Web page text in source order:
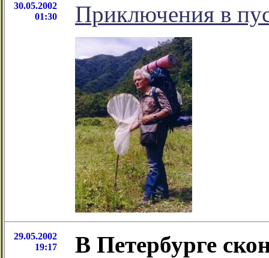
30.05.2002
01:30
Приключения в
29.05.2002
19:17
В Петербурге